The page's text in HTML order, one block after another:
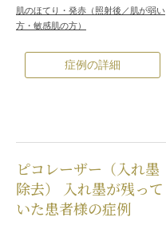
肌のほてり・発赤（照射後／肌が弱い
方・敏感肌の方）
症例の詳細
ピコレーザー（入れ墨
除去） 入れ墨が残って
いた患者様の症例